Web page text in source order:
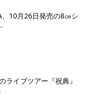
、10月26日発売の8㎝シ
ライブツアー『祝典』